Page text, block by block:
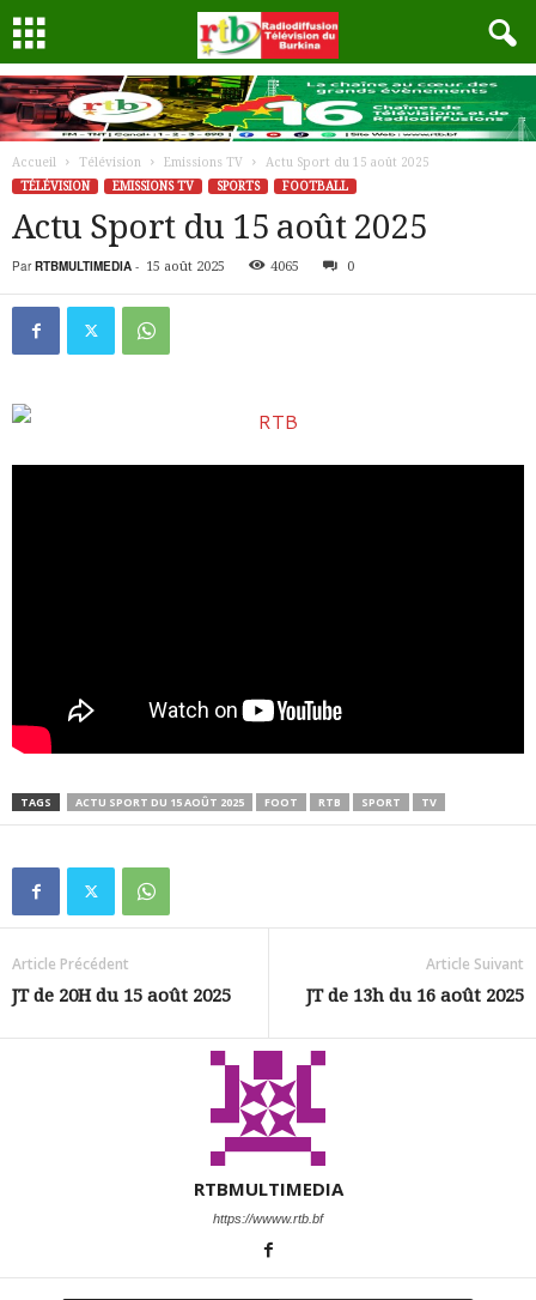
Accueil Télévision Emissions TV
Actu Sport du 15 août 2025
TÉLÉVISION
EMISSIONS TV SPORTS FOOTBALL
Actu Sport du 15 août 2025
Par RTBMULTIMEDIA - 15 août 2025 4065 0
TAGS ACTU SPORT DU 15 AOÛT 2025 FOOT RTB SPORT TV
Article Précédent
JT de 20H du 15 août 2025
Article Suivant
JT de 13h du 16 août 2025
RTBMULTIMEDIA
https://wwww.rtb.bf